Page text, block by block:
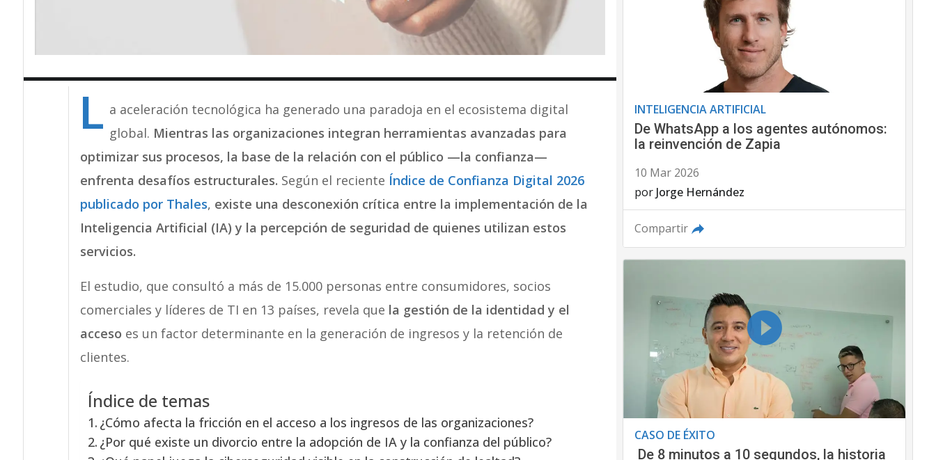
L a aceleración tecnológica ha generado una paradoja en el ecosistema digital
global. Mientras las organizaciones integran herramientas avanzadas para
optimizar sus procesos, la base de la relación con el público —la confianza—
enfrenta desafíos estructurales. Según el reciente Índice de Confianza Digital 2026
publicado por Thales, existe una desconexión crítica entre la implementación de la
Inteligencia Artificial (IA) y la percepción de seguridad de quienes utilizan estos
servicios.
El estudio, que consultó a más de 15.000 personas entre consumidores, socios
comerciales y líderes de TI en 13 países, revela que la gestión de la identidad y el
acceso es un factor determinante en la generación de ingresos y la retención de
clientes.
Índice de temas
¿Cómo afecta la fricción en el acceso a los ingresos de las organizaciones?
¿Por qué existe un divorcio entre la adopción de IA y la confianza del público?
INTELIGENCIA ARTIFICIAL
De WhatsApp a los agentes autónomos:
la reinvención de Zapia
10 Mar 2026
por Jorge Hernández
Compartir
CASO DE ÉXITO
De 8 minutos a 10 segundos, la historia